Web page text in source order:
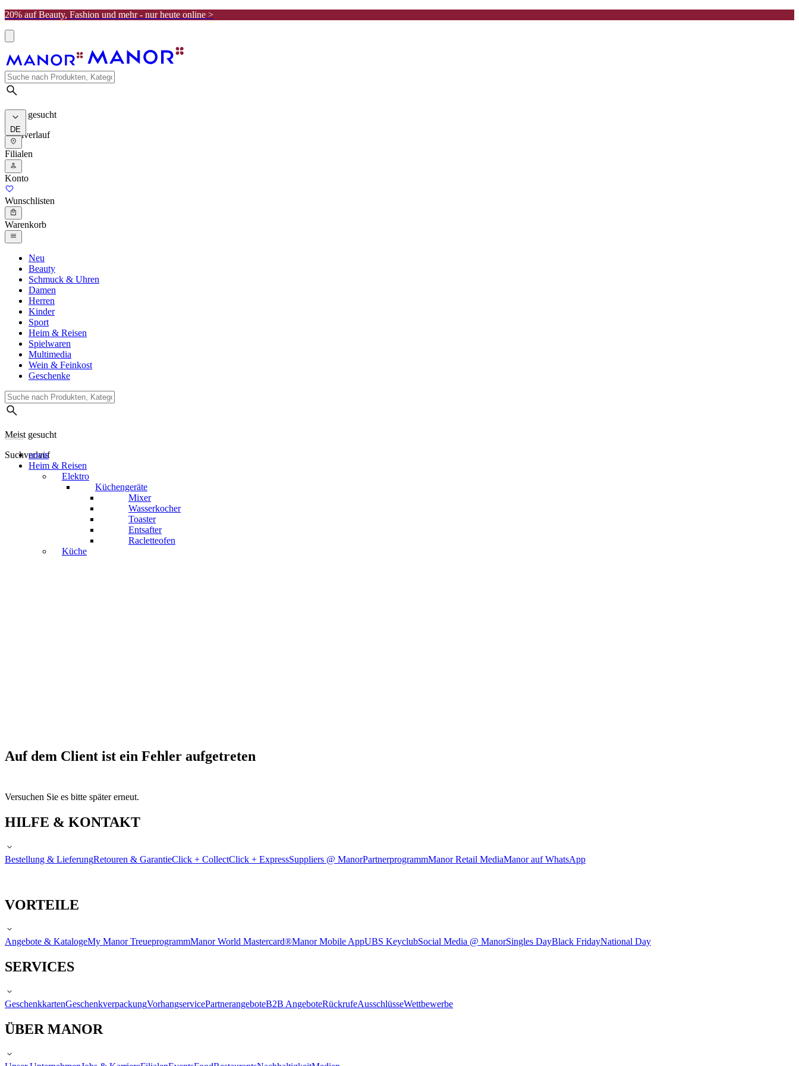
20% auf Beauty, Fashion und mehr - nur heute online >
Meist gesucht
Suchverlauf
DE
Filialen
Konto
Wunschlisten
Warenkorb
Neu
Beauty
Schmuck & Uhren
Damen
Herren
Kinder
Sport
Heim & Reisen
Spielwaren
Multimedia
Wein & Feinkost
Geschenke
Meist gesucht
Suchverlauf
novis
Heim & Reisen
Elektro
Küchengeräte
Mixer
Wasserkocher
Toaster
Entsafter
Racletteofen
Küche
Auf dem Client ist ein Fehler aufgetreten
Versuchen Sie es bitte später erneut.
HILFE & KONTAKT
Bestellung & LieferungRetouren & GarantieClick + CollectClick + ExpressSuppliers @ ManorPartnerprogrammManor Retail MediaManor auf WhatsApp
VORTEILE
Angebote & KatalogeMy Manor TreueprogrammManor World Mastercard®Manor Mobile AppUBS KeyclubSocial Media @ ManorSingles DayBlack FridayNational Day
SERVICES
GeschenkkartenGeschenkverpackungVorhangservicePartnerangeboteB2B AngeboteRückrufeAusschlüsseWettbewerbe
ÜBER MANOR